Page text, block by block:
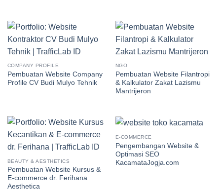
COMPANY PROFILE
Pembuatan Website Company
Profile CV Budi Mulyo Tehnik
NGO
Pembuatan Website Filantropi
& Kalkulator Zakat Lazismu
Mantrijeron
BEAUTY & AESTHETICS
Pembuatan Website Kursus &
E-commerce dr. Ferihana
Aesthetica
E-COMMERCE
Pengembangan Website &
Optimasi SEO
KacamataJogja.com